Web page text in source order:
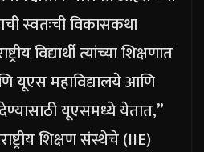
स्वतःची विकासकथा
विद्यार्थी त्यांच्या शिक्षणात
यूएस महाविद्यालये आणि
यूएसमध्ये येतात,”
शिक्षण संस्थेचे (IIE)